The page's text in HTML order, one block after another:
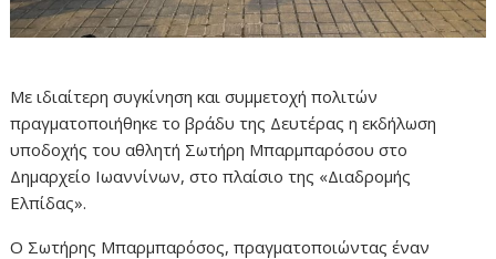
Με ιδιαίτερη συγκίνηση και συμμετοχή πολιτών
πραγματοποιήθηκε το βράδυ της Δευτέρας η εκδήλωση
υποδοχής του αθλητή Σωτήρη Μπαρμπαρόσου στο
Δημαρχείο Ιωαννίνων, στο πλαίσιο της «Διαδρομής
Ελπίδας».
Ο Σωτήρης Μπαρμπαρόσος, πραγματοποιώντας έναν